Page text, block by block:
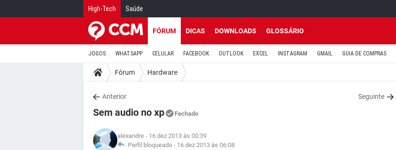
High-Tech Saúde
FÓRUM DICAS DOWNLOADS GLOSSÁRIO
JOGOS WHATSAPP CELULAR FACEBOOK OUTLOOK EXCEL INSTAGRAM GMAIL GUIA DE COMPRAS
Fórum Hardware
Anterior Seguinte
Sem audio no xp Fechado
alexandre - 16 dez 2013 às 00:39
Perfil bloqueado - 16 dez 2013 às 06:08